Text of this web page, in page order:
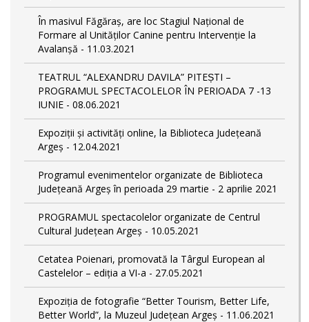
În masivul Făgăraș, are loc Stagiul Naţional de
Formare al Unităţilor Canine pentru Intervenţie la
Avalanşă - 11.03.2021
TEATRUL “ALEXANDRU DAVILA” PITEȘTI –
PROGRAMUL SPECTACOLELOR ÎN PERIOADA 7 -13
IUNIE - 08.06.2021
Expoziții și activități online, la Biblioteca Județeană
Argeș - 12.04.2021
Programul evenimentelor organizate de Biblioteca
Județeană Argeș în perioada 29 martie - 2 aprilie 2021
PROGRAMUL spectacolelor organizate de Centrul
Cultural Județean Argeș - 10.05.2021
Cetatea Poienari, promovată la Târgul European al
Castelelor – ediţia a VI-a - 27.05.2021
Expoziția de fotografie “Better Tourism, Better Life,
Better World”, la Muzeul Județean Argeș - 11.06.2021